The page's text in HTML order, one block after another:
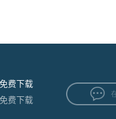
费下载
费下载